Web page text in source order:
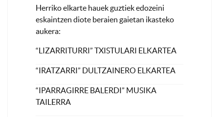
Herriko elkarte hauek guztiek edozeini
eskaintzen diote beraien gaietan ikasteko
aukera:
“LIZARRITURRI” TXISTULARI ELKARTEA
“IRATZARRI” DULTZAINERO ELKARTEA
“IPARRAGIRRE BALERDI” MUSIKA
TAILERRA